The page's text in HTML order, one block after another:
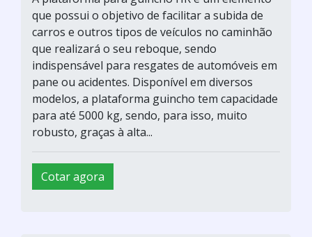
que possui o objetivo de facilitar a subida de
carros e outros tipos de veículos no caminhão
que realizará o seu reboque, sendo
indispensável para resgates de automóveis em
pane ou acidentes. Disponível em diversos
modelos, a plataforma guincho tem capacidade
para até 5000 kg, sendo, para isso, muito
robusto, graças à alta...
Cotar agora